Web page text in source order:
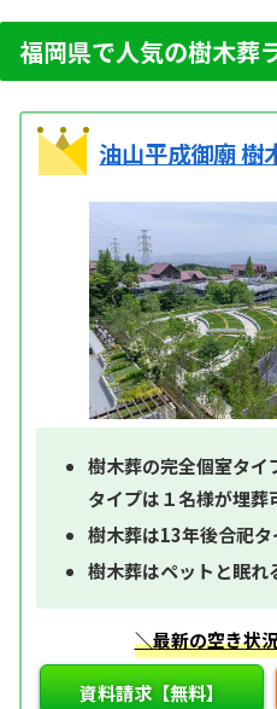
福岡県で人気の樹木葬
油山平成御廟 樹
樹木葬の完全個室タ
タイプは１名様が埋葬
樹木葬は13年後合祀タ
樹木葬はペットと眠れ
＼最新の空き状
資料請求【無料】